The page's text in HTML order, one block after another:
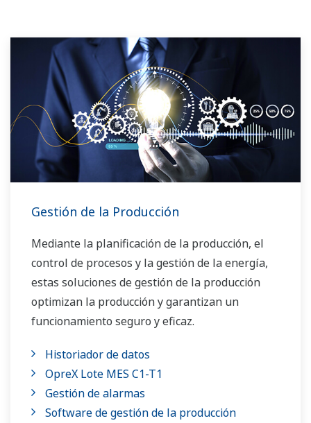
Gestión de la Producción
Mediante la planificación de la producción, el
control de procesos y la gestión de la energía,
estas soluciones de gestión de la producción
optimizan la producción y garantizan un
funcionamiento seguro y eficaz.
Historiador de datos
OpreX Lote MES C1-T1
Gestión de alarmas
Software de gestión de la producción